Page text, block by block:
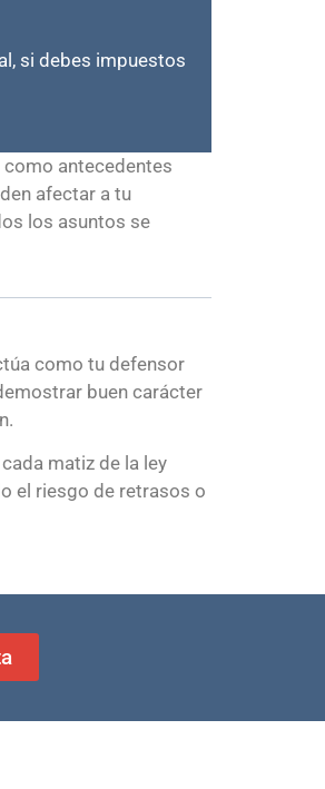
si debes impuestos
antecedentes
afectar a tu
los asuntos se
como tu defensor
buen carácter
matiz de la ley
el riesgo de retrasos o